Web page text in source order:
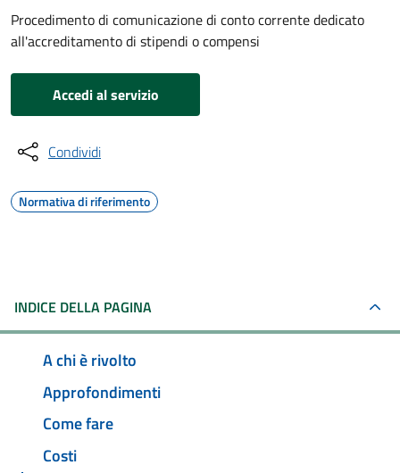
Procedimento di comunicazione di conto corrente dedicato
all'accreditamento di stipendi o compensi
Accedi al servizio
Condividi
Normativa di riferimento
INDICE DELLA PAGINA
A chi è rivolto
Approfondimenti
Come fare
Costi